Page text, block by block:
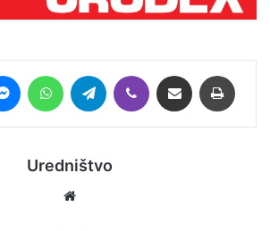
MessengerWhatsAppTelegram Viber Podijeli putem E-maila
Uredništvo